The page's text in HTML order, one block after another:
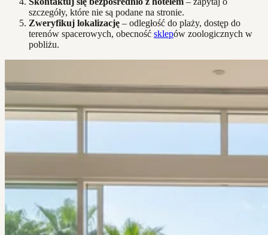
szczegóły, które nie są podane na stronie.
Zweryfikuj lokalizację – odległość do plaży, dostęp do
terenów spacerowych, obecność sklepów zoologicznych w
pobliżu.